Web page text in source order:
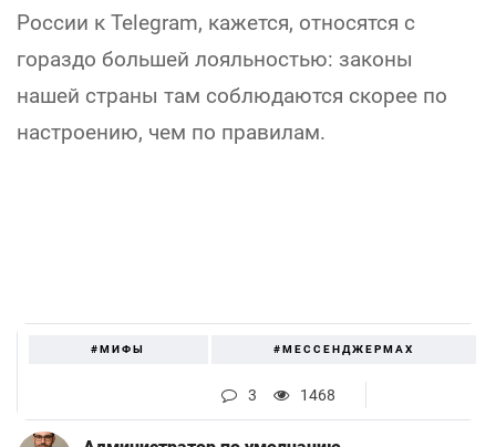
России к Telegram, кажется, относятся с
гораздо большей лояльностью: законы
нашей страны там соблюдаются скорее по
настроению, чем по правилам.
#МИФЫ #МЕССЕНДЖЕРMAX
3 1468